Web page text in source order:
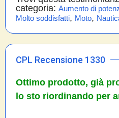
categoria: Aumento di
Molto soddisfatti, Moto,
CPL Recensione 1330
Ottimo prodotto, già
lo sto riordinando per